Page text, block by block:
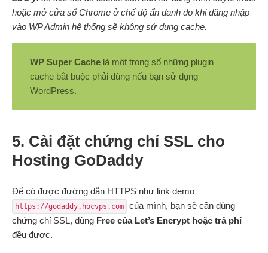
hoặc mở cửa sổ Chrome ở chế độ ẩn danh do khi đăng nhập
vào WP Admin hệ thống sẽ không sử dụng cache.
WP Super Cache là một trong số những plugin
cache bắt buộc phải dùng nếu bạn sử dụng
WordPress.
5. Cài đặt chứng chỉ SSL cho
Hosting GoDaddy
Để có được đường dẫn HTTPS như link demo
https://godaddy.hocvps.com
của mình, bạn sẽ cần dùng
chứng chỉ SSL, dùng Free của Let’s Encrypt hoặc trả phí
đều được.